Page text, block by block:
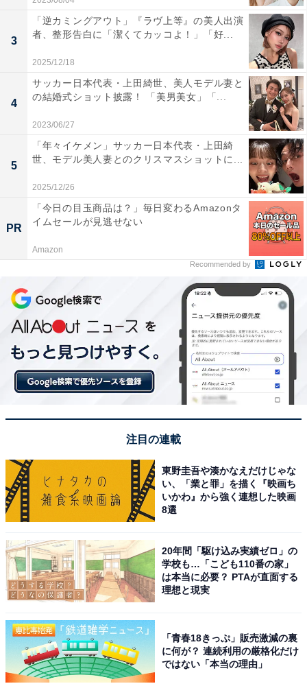
3
「逆カミングアウト」『ラヴ上等』の美人出演
者、整形告白に「潔くてカッコよ！」「好...
2025/12/18
4
サッカー日本代表・上田綺世、美人モデル妻と
の結婚式ショット披露！ 「美男美女」「...
2023/06/27
5
「年々イケメン」サッカー日本代表・上田綺
世、モデル美人妻とのクリスマスショットに...
2025/12/26
PR
「今日の目玉商品は？」毎日変わるAmazonタ
イムセールが見逃せない
Amazon
Recommended by
注目の連載
東野圭吾や湊かなえだけじゃな
い、「業と罪」を描く『映画ち
いかわ』から強く連想した映画
8選
20年間「駆け込み実績ゼロ」の
学校も…「こども110番の家」
は本当に必要？ PTAが直面する
理想と現実
「青春18きっぷ」販売激減の裏
に何が？ 連続利用の厳格化だけ
ではない「本当の理由」